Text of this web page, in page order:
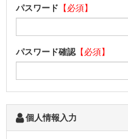
パスワード 【必須】
パスワード確認 【必須】
個人情報入力